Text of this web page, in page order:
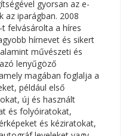
gyorsan az e-
az iparágban. 2008
t felvásárolta a híres
hírnevet és sikert
művészeti és
lenyűgöző
magában foglalja a
például első
új és használt
és folyóiratokat,
és kéziratokat,